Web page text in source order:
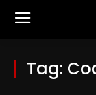
Tag: